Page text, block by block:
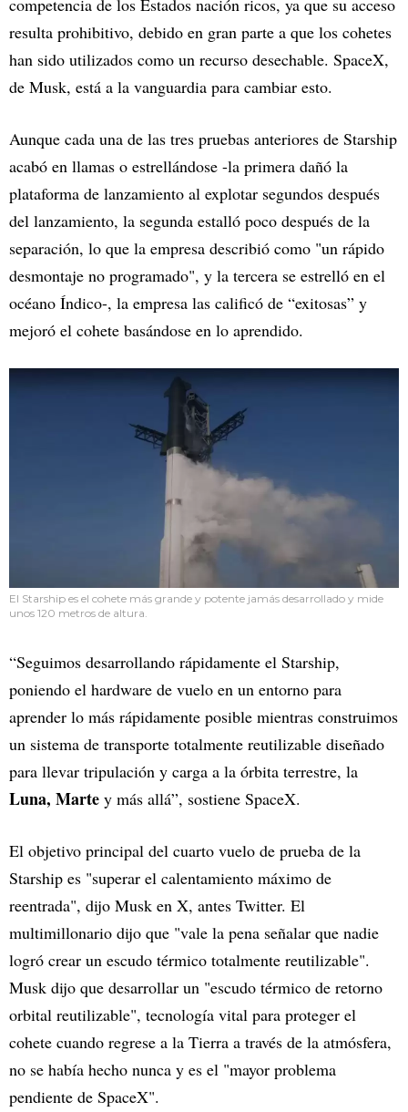
competencia de los Estados nación ricos, ya que su acceso
resulta prohibitivo, debido en gran parte a que los cohetes
han sido utilizados como un recurso desechable. SpaceX,
de Musk, está a la vanguardia para cambiar esto.
Aunque cada una de las tres pruebas anteriores de Starship
acabó en llamas o estrellándose -la primera dañó la
plataforma de lanzamiento al explotar segundos después
del lanzamiento, la segunda estalló poco después de la
separación, lo que la empresa describió como "un rápido
desmontaje no programado", y la tercera se estrelló en el
océano Índico-, la empresa las calificó de “exitosas” y
mejoró el cohete basándose en lo aprendido.
El Starship es el cohete más grande y potente jamás desarrollado y mide
unos 120 metros de altura.
“Seguimos desarrollando rápidamente el Starship,
poniendo el hardware de vuelo en un entorno para
aprender lo más rápidamente posible mientras construimos
un sistema de transporte totalmente reutilizable diseñado
para llevar tripulación y carga a la órbita terrestre, la
Luna, Marte y más allá”, sostiene SpaceX.
El objetivo principal del cuarto vuelo de prueba de la
Starship es "superar el calentamiento máximo de
reentrada", dijo Musk en X, antes Twitter. El
multimillonario dijo que "vale la pena señalar que nadie
logró crear un escudo térmico totalmente reutilizable".
Musk dijo que desarrollar un "escudo térmico de retorno
orbital reutilizable", tecnología vital para proteger el
cohete cuando regrese a la Tierra a través de la atmósfera,
no se había hecho nunca y es el "mayor problema
pendiente de SpaceX".